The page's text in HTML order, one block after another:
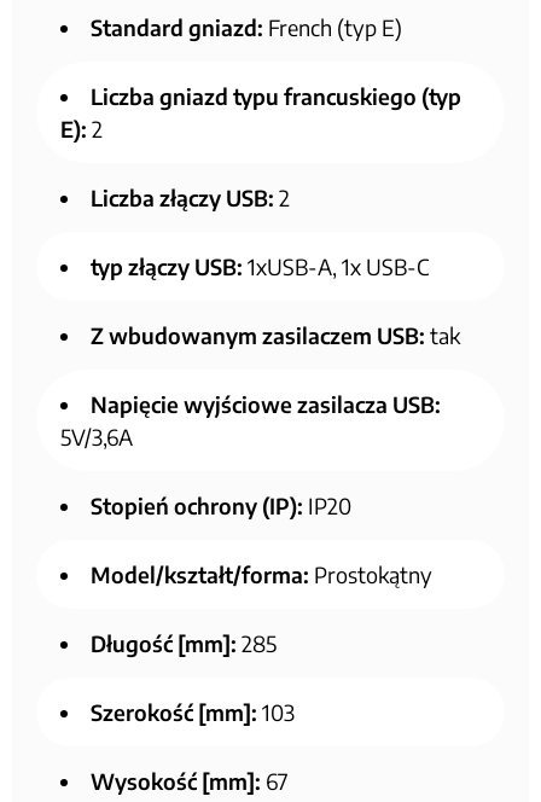
Standard gniazd: French (typ E)
Liczba gniazd typu francuskiego (typ
E): 2
Liczba złączy USB: 2
typ złączy USB: 1xUSB-A, 1x USB-C
Z wbudowanym zasilaczem USB: tak
Napięcie wyjściowe zasilacza USB:
5V/3,6A
Stopień ochrony (IP): IP20
Model/kształt/forma: Prostokątny
Długość [mm]: 285
Szerokość [mm]: 103
Wysokość [mm]: 67